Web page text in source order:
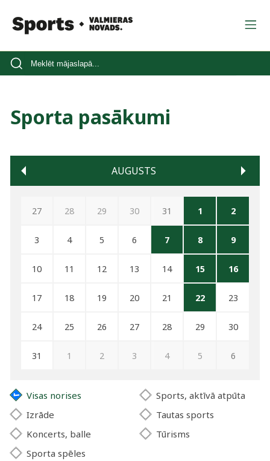
Sporta pasākumi
AUGUSTS
27 28 29 30 31 1 2
3 4 5 6 7 8 9
10 11 12 13 14 15 16
17 18 19 20 21 22 23
24 25 26 27 28 29 30
31 1 2 3 4 5 6
Visas norises
Izrāde
Koncerts, balle
Sporta spēles
Sports, aktīvā atpūta
Tautas sports
Tūrisms